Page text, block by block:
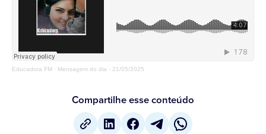
Educadora FM · Mensagem do dia - 21/05/2025
Compartilhe esse conteúdo